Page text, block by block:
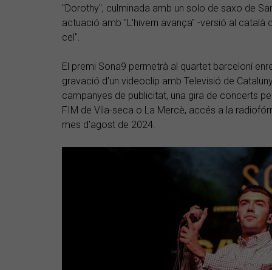
"Dorothy", culminada amb un solo de saxo de
actuació amb "L'hivern avança" -versió al català
cel".
El premi Sona9 permetrà al quartet barceloní
gravació d'un videoclip amb Televisió de
campanyes de publicitat, una gira de concerts
FIM de Vila-seca o La Mercè, accés a la
mes d'agost de 2024.